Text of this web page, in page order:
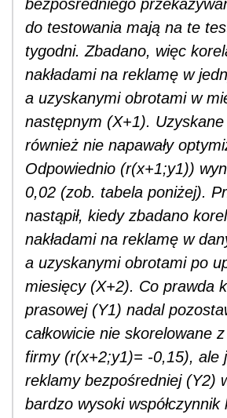
bezpośredniego
do testowania mają na te
tygodni. Zbadano, więc
nakładami na reklamę w
a uzyskanymi obrotami w
następnym (X+1). Uzyskane
również nie napawały
Odpowiednio (r(x+1;y1))
0,02 (zob. tabela poniżej).
nastąpił, kiedy zbadano
nakładami na reklamę w
a uzyskanymi obrotami po
miesięcy (X+2). Co prawda
prasowej (Y1) nadal
całkowicie nie skorelowane
firmy (r(x+2;y1)= -0,15), ale
reklamy bezpośredniej (Y2)
bardzo wysoki współczynnik